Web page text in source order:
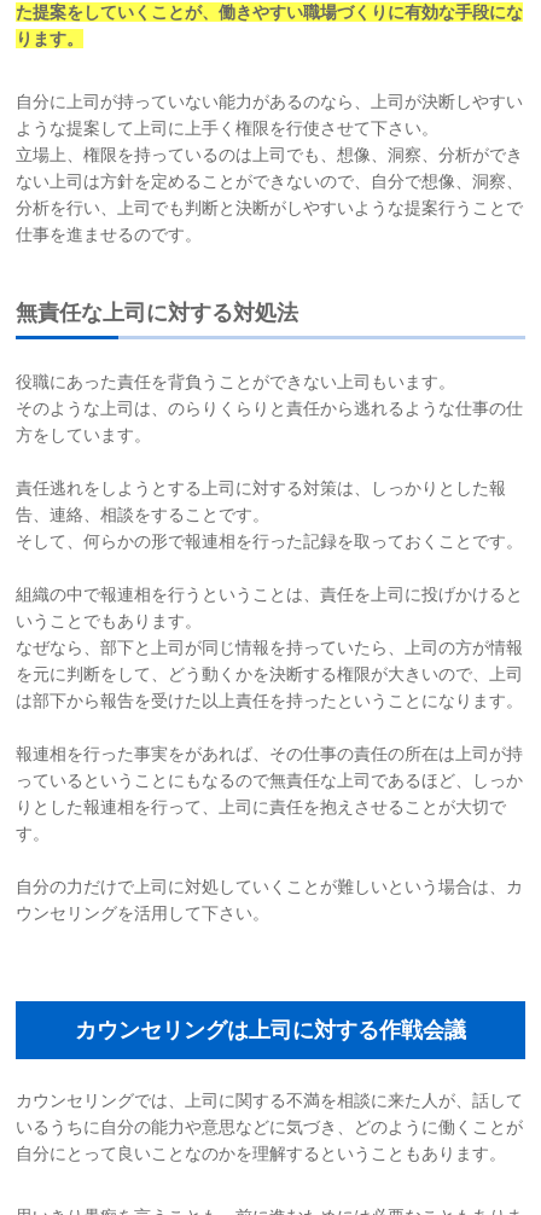
た提案をしていくことが、働きやすい職場づくりに有効な手段にな
ります。
自分に上司が持っていない能力があるのなら、上司が決断しやすい
ような提案して上司に上手く権限を行使させて下さい。
立場上、権限を持っているのは上司でも、想像、洞察、分析ができ
ない上司は方針を定めることができないので、自分で想像、洞察、
分析を行い、上司でも判断と決断がしやすいような提案行うことで
仕事を進ませるのです。
無責任な上司に対する対処法
役職にあった責任を背負うことができない上司もいます。
そのような上司は、のらりくらりと責任から逃れるような仕事の仕
方をしています。
責任逃れをしようとする上司に対する対策は、しっかりとした報
告、連絡、相談をすることです。
そして、何らかの形で報連相を行った記録を取っておくことです。
組織の中で報連相を行うということは、責任を上司に投げかけると
いうことでもあります。
なぜなら、部下と上司が同じ情報を持っていたら、上司の方が情報
を元に判断をして、どう動くかを決断する権限が大きいので、上司
は部下から報告を受けた以上責任を持ったということになります。
報連相を行った事実をがあれば、その仕事の責任の所在は上司が持
っているということにもなるので無責任な上司であるほど、しっか
りとした報連相を行って、上司に責任を抱えさせることが大切で
す。
自分の力だけで上司に対処していくことが難しいという場合は、カ
ウンセリングを活用して下さい。
カウンセリングは上司に対する作戦会議
カウンセリングでは、上司に関する不満を相談に来た人が、話して
いるうちに自分の能力や意思などに気づき、どのように働くことが
自分にとって良いことなのかを理解するということもあります。